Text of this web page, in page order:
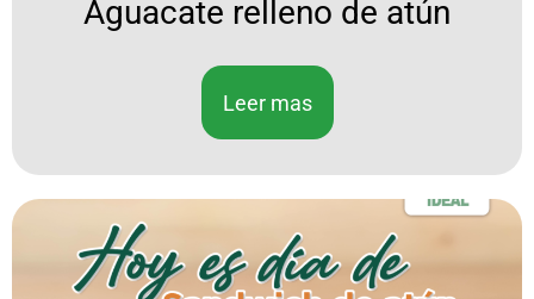
Aguacate relleno de atún
Leer mas